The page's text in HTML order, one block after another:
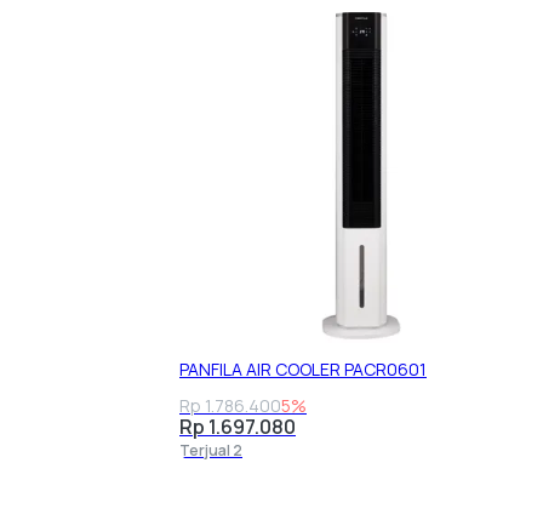
PANFILA AIR COOLER PACR0601
Rp 1.786.4005%
Rp 1.697.080
Terjual 2